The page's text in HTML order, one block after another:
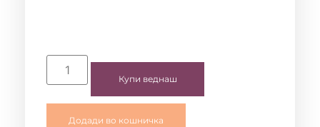
Купи веднаш
Додади во кошничка